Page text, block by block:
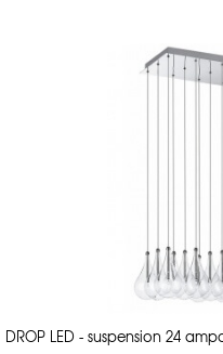
DROP LED - suspension 24